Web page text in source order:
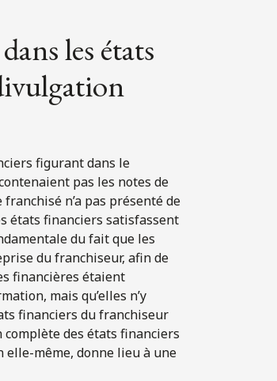
les états
figurant dans le
pas les notes de
n’a pas présenté de
états financiers satisfassent
du fait que les
du franchiseur, afin de
financières étaient
mais qu’elles n’y
financiers du franchiseur
des états financiers
elle-même, donne lieu à une